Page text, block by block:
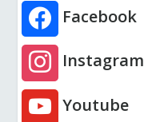
Facebook
Instagram
Youtube